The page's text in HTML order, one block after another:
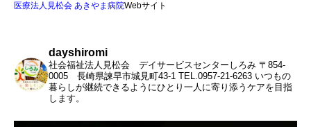
医療法人見松会 あきやま病院Webサイト
dayshiromi
社会福祉法人見松会 デイサービスセンターしろみ 〒854-
0005 長崎県諫早市城見町43-1 TEL.0957-21-6263 いつもの
暮らしが継続できるようにひとり一人に寄り添うケアを目指
します。